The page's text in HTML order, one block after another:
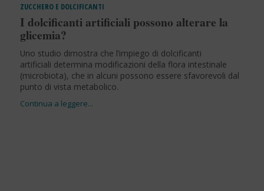
ZUCCHERO E DOLCIFICANTI
I dolcificanti artificiali possono alterare la
glicemia?
Uno studio dimostra che l’impiego di dolcificanti
artificiali determina modificazioni della flora intestinale
(microbiota), che in alcuni possono essere sfavorevoli dal
punto di vista metabolico.